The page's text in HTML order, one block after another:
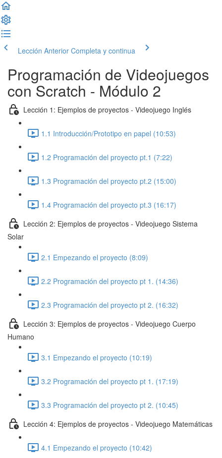
Lección Anterior Completa y continua
Programación de Videojuegos
con Scratch - Módulo 2
Lección 1: Ejemplos de proyectos - Videojuego Inglés
1.1 Introducción/Prototipo en papel (10:53)
1.2 Programación del proyecto pt.1 (7:22)
1.3 Programación del proyecto pt.2 (15:00)
1.4 Programación del proyecto pt.3 (16:17)
Lección 2: Ejemplos de proyectos - Videojuego Sistema
Solar
2.1 Empezando el proyecto (8:09)
2.2 Programación del proyecto pt 1. (14:36)
2.3 Programación del proyecto pt 2. (16:32)
Lección 3: Ejemplos de proyectos - Videojuego Cuerpo
Humano
3.1 Empezando el proyecto (10:19)
3.2 Programación del proyecto pt 1. (17:19)
3.3 Programación del proyecto pt 2. (10:45)
Lección 4: Ejemplos de proyectos - Videojuego Matemáticas
4.1 Empezando el proyecto (10:42)